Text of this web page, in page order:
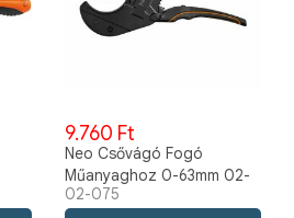
9.760 Ft
Neo Csővágó Fogó
Műanyaghoz 0-63mm 02-
075
02-075